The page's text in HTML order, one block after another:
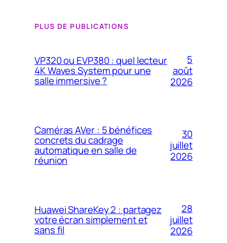
PLUS DE PUBLICATIONS
VP320 ou EVP380 : quel lecteur
4K Waves System pour une
salle immersive ?
5
août
2026
Caméras AVer : 5 bénéfices
concrets du cadrage
automatique en salle de
réunion
30
juillet
2026
Huawei ShareKey 2 : partagez
votre écran simplement et
sans fil
28
juillet
2026